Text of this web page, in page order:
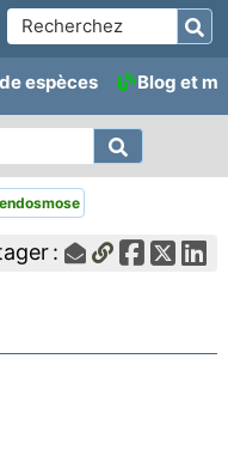
espèces Blog et
endosmose
: